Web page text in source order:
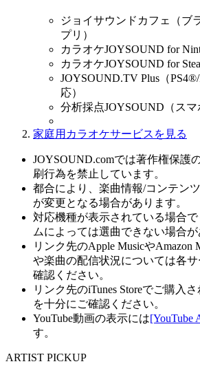
ジョイサウンドカフェ（ブ
プリ）
カラオケJOYSOUND for
カラオケJOYSOUND for
JOYSOUND.TV Plus（
応）
分析採点JOYSOUND（スマ
家庭用カラオケサービスを見る
JOYSOUND.comでは著作権保護
刷行為を禁止しています。
都合により、楽曲情報/コンテン
が変更となる場合があります。
対応機種が表示されている場合
ムによっては選曲できない場合が
リンク先のApple MusicやAmazon
や楽曲の配信状況については各
確認ください。
リンク先のiTunes Storeでご購入
を十分にご確認ください。
YouTube動画の表示には[YouTube
す。
ARTIST PICKUP